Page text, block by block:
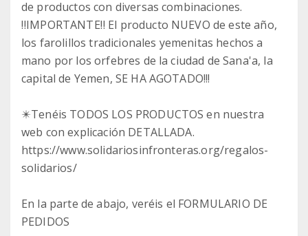
de productos con diversas combinaciones.
‼️IMPORTANTE‼️ El producto NUEVO de este año,
los farolillos tradicionales yemenitas hechos a
mano por los orfebres de la ciudad de Sana'a, la
capital de Yemen, SE HA AGOTADO!!!
✴️Tenéis TODOS LOS PRODUCTOS en nuestra
web con explicación DETALLADA.
https://www.solidariosinfronteras.org/regalos-
solidarios/
En la parte de abajo, veréis el FORMULARIO DE
PEDIDOS